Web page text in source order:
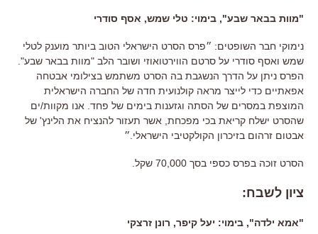
"מוות בבאר שבע", בימוי: טלי שמש, אסף סודרי
נימוקי חבר השופטים: ״פרס הסרט הישראלי הטוב ביותר מוענק לטלי
שמש ואסף סודרי על סרטם הווירטואוזי ושובר הלב "מוות בבאר שבע".
הפרס ניתן על הדרך הנשגבת בה הסרט משתמש בצילומי אבטחה
אפאתיים כדי לייצר מראה קולנועית חדה של החברה הישראלית
המוצפת במסרים של הסתה וגזענות בימים של פחד. אנו מקוות/ים
שהסרט ישלח קריאת בכי מפכחת, אשר תעזור להנציח את הלינץ' של
אבטום זרהום בזיכרון הקולקטיבי הישראלי.״
הסרט זוכה בפרס כספי בסך 70,000 שקל.
ציון לשבח:
"אמא ילדה", בימוי: יעל קיפר, רונן זרצקי